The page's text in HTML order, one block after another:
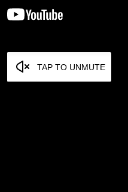
TAP TO UNMUTE